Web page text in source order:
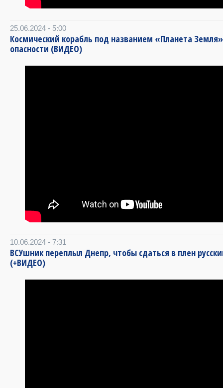
25.06.2024 - 5:00
Космический корабль под названием «Планета
опасности (ВИДЕО)
10.06.2024 - 7:31
ВСУшник переплыл Днепр, чтобы сдаться в плен
(+ВИДЕО)